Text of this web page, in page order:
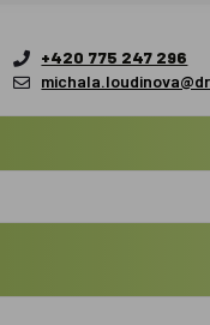
+420 775 247 296